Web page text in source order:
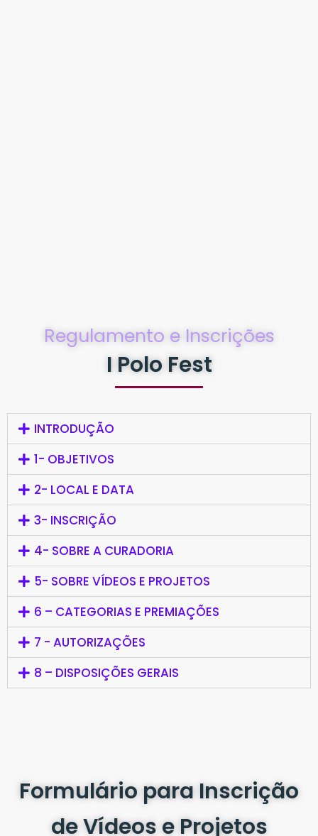
Regulamento e Inscrições
I Polo Fest
INTRODUÇÃO
1- OBJETIVOS
2- LOCAL E DATA
3- INSCRIÇÃO
4- SOBRE A CURADORIA
5- SOBRE VÍDEOS E PROJETOS
6 – CATEGORIAS E PREMIAÇÕES
7 - AUTORIZAÇÕES
8 – DISPOSIÇÕES GERAIS
Formulário para Inscrição
de Vídeos e Projetos